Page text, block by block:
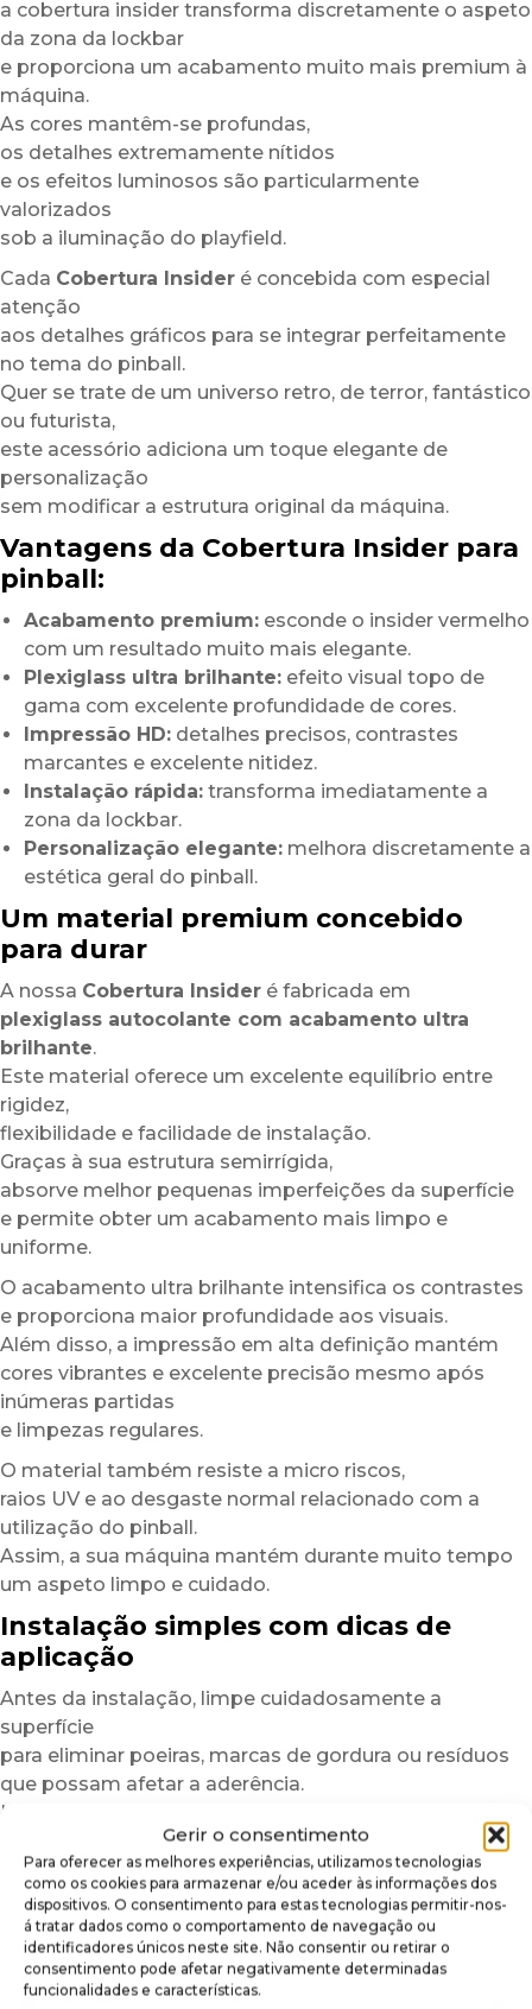
Gerir o consentimento
Para oferecer as melhores experiências, utilizamos tecnologias
como os cookies para armazenar e/ou aceder às informações dos
dispositivos. O consentimento para estas tecnologias permitir-nos-
á tratar dados como o comportamento de navegação ou
identificadores únicos neste site. Não consentir ou retirar o
consentimento pode afetar negativamente determinadas
funcionalidades e características.
a cobertura insider transforma discretamente o aspeto
da zona da lockbar
e proporciona um acabamento muito mais premium à
máquina.
As cores mantêm-se profundas,
os detalhes extremamente nítidos
e os efeitos luminosos são particularmente
valorizados
sob a iluminação do playfield.
Cada Cobertura Insider é concebida com especial
atenção
aos detalhes gráficos para se integrar perfeitamente
no tema do pinball.
Quer se trate de um universo retro, de terror, fantástico
ou futurista,
este acessório adiciona um toque elegante de
personalização
sem modificar a estrutura original da máquina.
Vantagens da Cobertura Insider para
pinball:
Acabamento premium: esconde o insider vermelho
com um resultado muito mais elegante.
Plexiglass ultra brilhante: efeito visual topo de
gama com excelente profundidade de cores.
Impressão HD: detalhes precisos, contrastes
marcantes e excelente nitidez.
Instalação rápida: transforma imediatamente a
zona da lockbar.
Personalização elegante: melhora discretamente a
estética geral do pinball.
Um material premium concebido
para durar
A nossa Cobertura Insider é fabricada em
plexiglass autocolante com acabamento ultra
brilhante.
Este material oferece um excelente equilíbrio entre
rigidez,
flexibilidade e facilidade de instalação.
Graças à sua estrutura semirrígida,
absorve melhor pequenas imperfeições da superfície
e permite obter um acabamento mais limpo e
uniforme.
O acabamento ultra brilhante intensifica os contrastes
e proporciona maior profundidade aos visuais.
Além disso, a impressão em alta definição mantém
cores vibrantes e excelente precisão mesmo após
inúmeras partidas
e limpezas regulares.
O material também resiste a micro riscos,
raios UV e ao desgaste normal relacionado com a
utilização do pinball.
Assim, a sua máquina mantém durante muito tempo
um aspeto limpo e cuidado.
Instalação simples com dicas de
aplicação
Antes da instalação, limpe cuidadosamente a
superfície
para eliminar poeiras, marcas de gordura ou resíduos
que possam afetar a aderência.
Uma superfície limpa garante um resultado mais
uniforme e duradouro.
Depois, posicione a cobertura insider a seco
para verificar o alinhamento.
Graças à sua estrutura semirrígida,
o plexiglass autocolante é mais fácil de manusear
do que um simples vinil adesivo.